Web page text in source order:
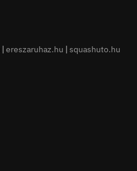
ereszaruhaz.hu squashuto.hu